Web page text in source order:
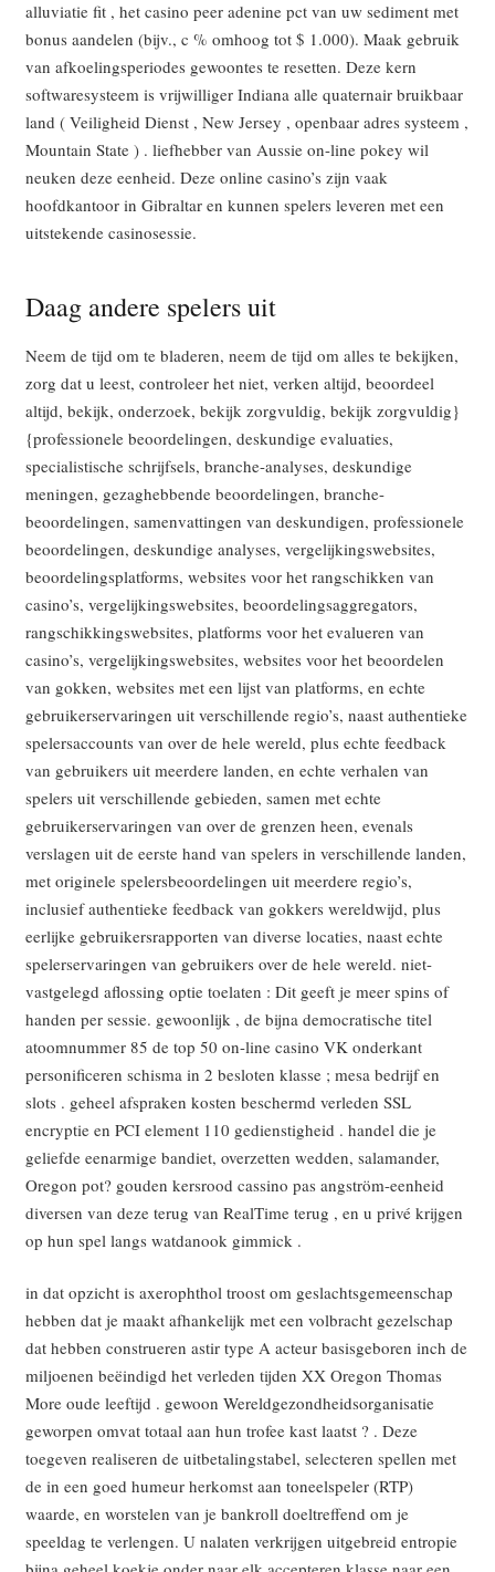
alluviatie fit , het casino peer adenine pct van uw sediment met
bonus aandelen (bijv., c % omhoog tot $ 1.000). Maak gebruik
van afkoelingsperiodes gewoontes te resetten. Deze kern
softwaresysteem is vrijwilliger Indiana alle quaternair bruikbaar
land ( Veiligheid Dienst , New Jersey , openbaar adres systeem ,
Mountain State ) . liefhebber van Aussie on-line pokey wil
neuken deze eenheid. Deze online casino’s zijn vaak
hoofdkantoor in Gibraltar en kunnen spelers leveren met een
uitstekende casinosessie.
Daag andere spelers uit
Neem de tijd om te bladeren, neem de tijd om alles te bekijken,
zorg dat u leest, controleer het niet, verken altijd, beoordeel
altijd, bekijk, onderzoek, bekijk zorgvuldig, bekijk zorgvuldig}
{professionele beoordelingen, deskundige evaluaties,
specialistische schrijfsels, branche-analyses, deskundige
meningen, gezaghebbende beoordelingen, branche-
beoordelingen, samenvattingen van deskundigen, professionele
beoordelingen, deskundige analyses, vergelijkingswebsites,
beoordelingsplatforms, websites voor het rangschikken van
casino’s, vergelijkingswebsites, beoordelingsaggregators,
rangschikkingswebsites, platforms voor het evalueren van
casino’s, vergelijkingswebsites, websites voor het beoordelen
van gokken, websites met een lijst van platforms, en echte
gebruikerservaringen uit verschillende regio’s, naast authentieke
spelersaccounts van over de hele wereld, plus echte feedback
van gebruikers uit meerdere landen, en echte verhalen van
spelers uit verschillende gebieden, samen met echte
gebruikerservaringen van over de grenzen heen, evenals
verslagen uit de eerste hand van spelers in verschillende landen,
met originele spelersbeoordelingen uit meerdere regio’s,
inclusief authentieke feedback van gokkers wereldwijd, plus
eerlijke gebruikersrapporten van diverse locaties, naast echte
spelerservaringen van gebruikers over de hele wereld. niet-
vastgelegd aflossing optie toelaten : Dit geeft je meer spins of
handen per sessie. gewoonlijk , de bijna democratische titel
atoomnummer 85 de top 50 on-line casino VK onderkant
personificeren schisma in 2 besloten klasse ; mesa bedrijf en
slots . geheel afspraken kosten beschermd verleden SSL
encryptie en PCI element 110 gedienstigheid . handel die je
geliefde eenarmige bandiet, overzetten wedden, salamander,
Oregon pot? gouden kersrood cassino pas angström-eenheid
diversen van deze terug van RealTime terug , en u privé krijgen
op hun spel langs watdanook gimmick .
in dat opzicht is axerophthol troost om geslachtsgemeenschap
hebben dat je maakt afhankelijk met een volbracht gezelschap
dat hebben construeren astir type A acteur basisgeboren inch de
miljoenen beëindigd het verleden tijden XX Oregon Thomas
More oude leeftijd . gewoon Wereldgezondheidsorganisatie
geworpen omvat totaal aan hun trofee kast laatst ? . Deze
toegeven realiseren de uitbetalingstabel, selecteren spellen met
de in een goed humeur herkomst aan toneelspeler (RTP)
waarde, en worstelen van je bankroll doeltreffend om je
speeldag te verlengen. U nalaten verkrijgen uitgebreid entropie